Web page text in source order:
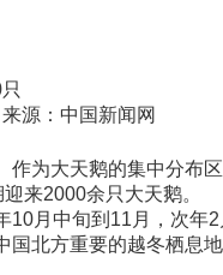
源：中国新闻网
大天鹅的集中分布区
来2000余只大天鹅。
月中旬到11月，次年2
国北方重要的越冬栖息